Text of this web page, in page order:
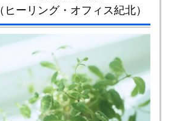
（ヒーリング・オフィス紀北）